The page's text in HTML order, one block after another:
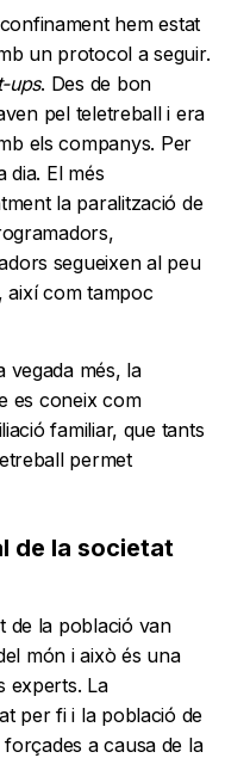
hem estat
un protocol a seguir.
ups. Des de bon
pel teletreball i era
els companys. Per
dia. El més
la paralització de
segueixen al peu
així com tampoc
vegada més, la
es coneix com
familiar, que tants
permet
de la societat
de la població van
món i això és una
experts. La
per fi i la població de
a causa de la